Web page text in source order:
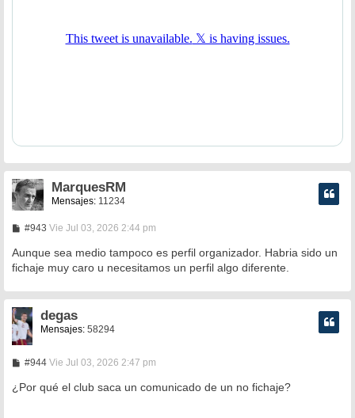
MarquesRM
Mensajes: 11234
#943M
n
a
e
Vie Jul 03, 2026 2:44 pm
Aunque sea medio tampoco es perfil organizador. Habria sido un
fichaje muy caro u necesitamos un perfil algo diferente.
degas
Mensajes:58294
#944M
n
Vie Jul 03, 2026 2:47 pm
¿Por qué el club saca un comunicado de un no fichaje?